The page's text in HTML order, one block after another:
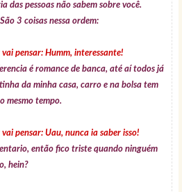
das pessoas não sabem sobre você.
3 coisas nessa ordem:
pensar: Humm, interessante!
é romance de banca, até aí todos já
da minha casa, carro e na bolsa tem
mesmo tempo.
pensar: Uau, nunca ia saber isso!
então fico triste quando ninguém
hein?